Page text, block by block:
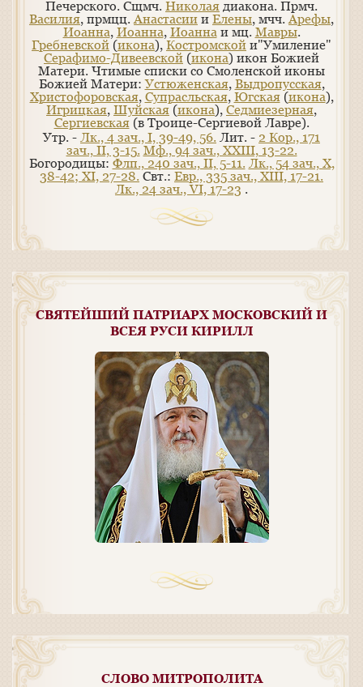
Печерского. Сщмч. Николая диакона. Прмч.
Василия, прмцц.Анастасии и Елены, мчч.Арефы,
Иоанна, Иоанна, Иоаннаи мц. Мавры.
Гребневской (икона), Костромской и"Умиление"
Серафимо-Дивеевской (икона) икон Божией
Матери. Чтимые списки со Смоленской иконы
Божией Матери:Устюженская, Выдропусская,
Христофоровская, Супрасльская, Югская(икона),
Игрицкая, Шуйская (икона), Седмиезерная,
Сергиевская(в Троице-Сергиевой Лавре).
Утр. - Лк., 4 зач., I, 39-49, 56. Лит. - 2 Кор., 171
зач., II, 3-15. Мф., 94 зач., XXIII, 13-22.
Богородицы: Флп., 240 зач., II, 5-11. Лк., 54 зач., X,
38-42; XI, 27-28. Свт.: Евр., 335 зач., XIII, 17-21.
Лк., 24 зач., VI, 17-23 .
СВЯТЕЙШИЙ ПАТРИАРХ МОСКОВСКИЙ И
ВСЕЯ РУСИ КИРИЛЛ
СЛОВО МИТРОПОЛИТА